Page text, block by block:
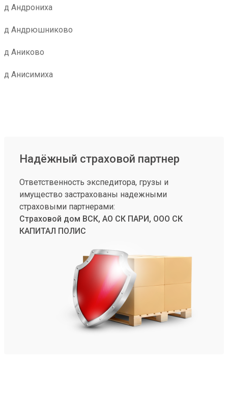
д Андрониха
д Андрюшниково
д Аниково
д Анисимиха
Надёжный страховой партнер
Ответственность экспедитора, грузы и
имущество застрахованы надежными
страховыми партнерами:
Страховой дом ВСК, АО СК ПАРИ, ООО СК
КАПИТАЛ ПОЛИС